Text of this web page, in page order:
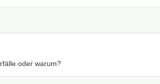
oder warum?